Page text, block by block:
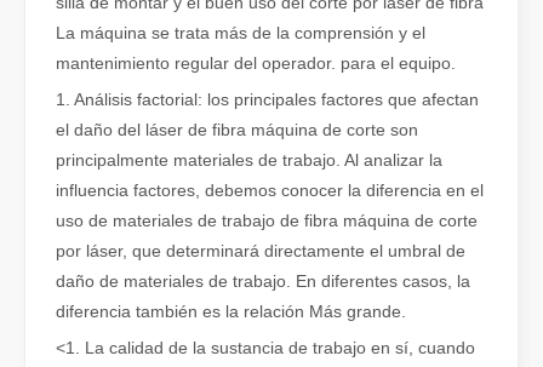
Cómo elegir su compañero de trabajo: máquina de corte por láser
El corte de metal por láser es un método de precisión que se
La máquina se trata más de la comprensión y el
mantenimiento regular del operador. para el equipo.
1. Análisis factorial: los principales factores que afectan
el daño del láser de fibra máquina de corte son
principalmente materiales de trabajo. Al analizar la
influencia factores, debemos conocer la diferencia en el
uso de materiales de trabajo de fibra máquina de corte
por láser, que determinará directamente el umbral de
daño de materiales de trabajo. En diferentes casos, la
diferencia también es la relación Más grande.
<1. La calidad de la sustancia de trabajo en sí, cuando